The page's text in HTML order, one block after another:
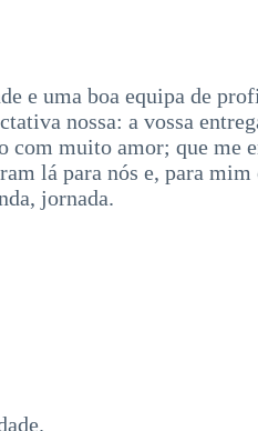
e uma boa equipa de
nossa: a vossa
muito amor; que
lá para nós e, para
jornada.